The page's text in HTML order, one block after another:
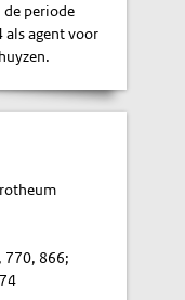
de periode
agent voor
770, 866;